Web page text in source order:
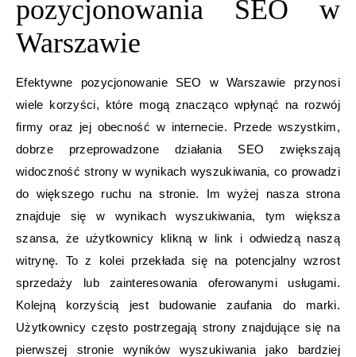
pozycjonowania SEO w
Warszawie
Efektywne pozycjonowanie SEO w Warszawie przynosi
wiele korzyści, które mogą znacząco wpłynąć na rozwój
firmy oraz jej obecność w internecie. Przede wszystkim,
dobrze przeprowadzone działania SEO zwiększają
widoczność strony w wynikach wyszukiwania, co prowadzi
do większego ruchu na stronie. Im wyżej nasza strona
znajduje się w wynikach wyszukiwania, tym większa
szansa, że użytkownicy klikną w link i odwiedzą naszą
witrynę. To z kolei przekłada się na potencjalny wzrost
sprzedaży lub zainteresowania oferowanymi usługami.
Kolejną korzyścią jest budowanie zaufania do marki.
Użytkownicy często postrzegają strony znajdujące się na
pierwszej stronie wyników wyszukiwania jako bardziej